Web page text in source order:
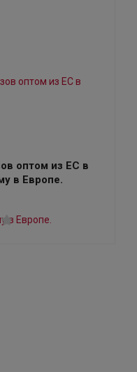
оптом из ЕС в
в Европе.